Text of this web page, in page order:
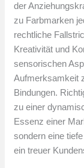
der
zu Farbmarken
rechtliche
Kreativität und
sensorischen
Aufmerksamkeit
Bindungen.
zu einer
Essenz einer
sondern eine
ein treuer